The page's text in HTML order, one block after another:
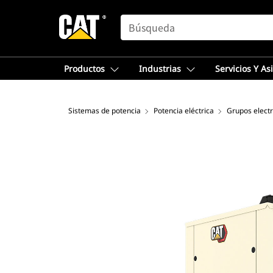
SEARCH
Productos Industrias Servicios Y
Sistemas de potencia Potencia eléctrica Grupos